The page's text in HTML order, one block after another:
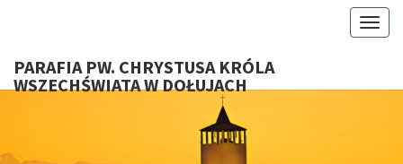
PARAFIA PW. CHRYSTUSA KRÓLA
WSZECHŚWIATA W DOŁUJACH